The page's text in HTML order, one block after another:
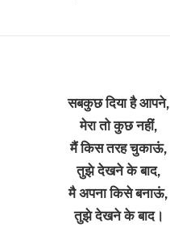
सबकुछ दिया है आपने,
मेरा तो कुछ नहीं,
मैं किस तरह चुकाऊं,
तुझे देखने के बाद,
मै अपना किसे बनाऊं,
तुझे देखने के बाद।